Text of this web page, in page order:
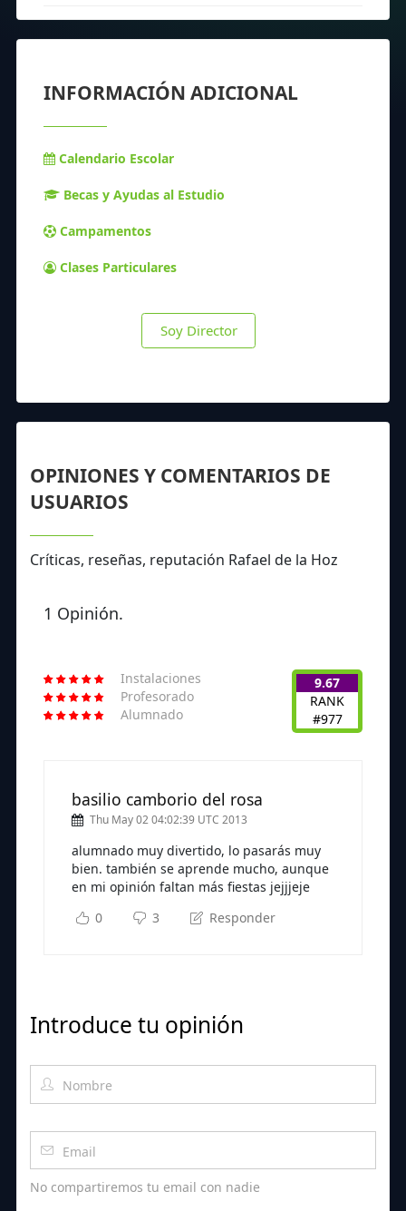
INFORMACIÓN ADICIONAL
Calendario Escolar
Becas y Ayudas al Estudio
Campamentos
Clases Particulares
Soy Director
OPINIONES Y COMENTARIOS DE
USUARIOS
Críticas, reseñas, reputación Rafael de la Hoz
1 Opinión.
Instalaciones
Profesorado
Alumnado
9.67
RANK
#977
basilio camborio del rosa
Thu May 02 04:02:39 UTC 2013
alumnado muy divertido, lo pasarás muy
bien. también se aprende mucho, aunque
en mi opinión faltan más fiestas jejjjeje
0
3 Responder
Introduce tu opinión
No compartiremos tu email con nadie